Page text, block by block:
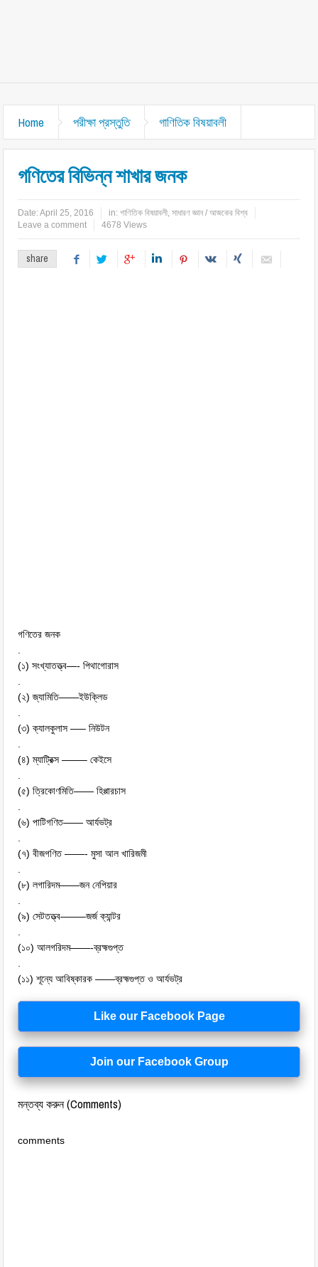
Home পরীক্ষা প্রস্তুতি গাণিতিক বিষয়াবলী
গণিতের বিভিন্ন শাখার জনক
Date:April 25, 2016 in:গাণিতিক বিষয়াবলী,সাধারণ জ্ঞান / আজকের বিশ্ব
Leave a comment
4678 Views
share
গণিতের জনক
(১) সংখ্যাতত্ত্ব—- পিথাগোরাস
(২) জ্যামিতি——ইউক্লিড
(৩) ক্যালকুলাস —– নিউটন
(৪) ম্যাট্রিক্স ——– কেইসে
(৫) ত্রিকোণমিতি—— হিপ্পারচাস
(৬) পাটিগণিত—— আর্যভট্র
(৭) বীজগণিত ——- মুসা আল খারিজমী
(৮) লগারিদম——জন নেপিয়ার
(৯) সেটতত্ত্ব——–জর্জ ক্যান্টর
(১০) আলগরিদম——-ব্রহ্মগুপ্ত
(১১) শূন্যে আবিষ্কারক ——ব্রহ্মগুপ্ত ও আর্যভট্র
Like our Facebook Page
Join our Facebook Group
মন্তব্য করুন (Comments)
comments